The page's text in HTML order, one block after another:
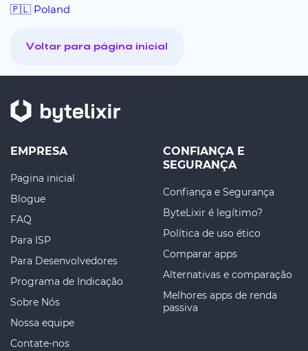
🇵🇱 Poland
Voltar para página inicial
EMPRESA
Pagina inicial
Blogue
FAQ
Para ISP
Para Desenvolvedores
Programa de Indicação
Sobre Nós
Nossa equipe
Contate-nos
CONFIANÇA E
SEGURANÇA
Confiança e Segurança
ByteLixir é legítimo?
Política de uso ético
Comparar apps
Alternativas e comparação
Melhores apps de renda
passiva